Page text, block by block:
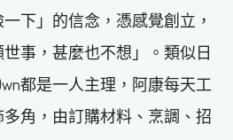
下」的信念，憑感覺創立，
世事，甚麼也不想」。類似日
都是一人主理，阿康每天工
角，由訂購材料、烹調、招